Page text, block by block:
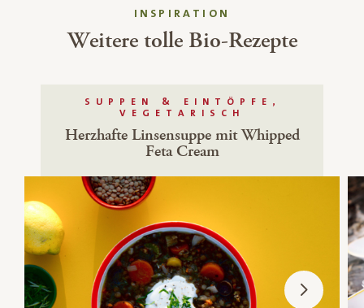
INSPIRATION
Weitere tolle Bio-Rezepte
SUPPEN & EINTÖPFE,
VEGETARISCH
Herzhafte Linsensuppe mit Whipped
Feta Cream